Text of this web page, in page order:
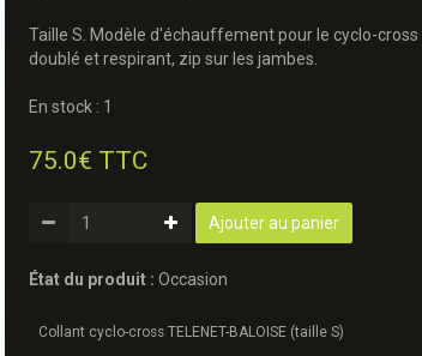
Taille S. Modèle d'échauffement pour le cyclo-cross
doublé et respirant, zip sur les jambes.
En stock : 1
75.0€ TTC
Ajouter au panier
État du produit : Occasion
Collant cyclo-cross TELENET-BALOISE (taille S)